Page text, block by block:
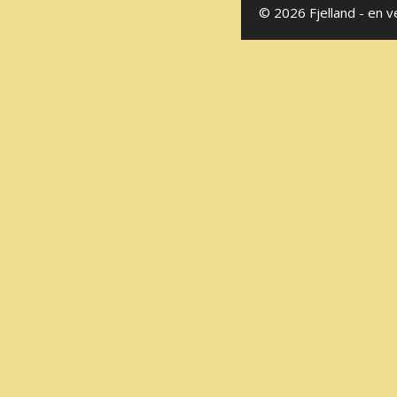
© 2026 Fjelland - en